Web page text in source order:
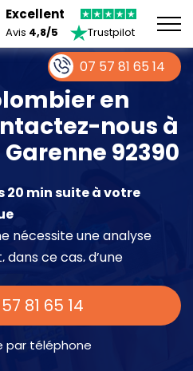
Excellent
Avis 4,8/5 Trustpilot
en
nous à
92390
20 min suite à votre
nécessite une analyse
ce cas, d’une
81 65 14
par téléphone
07 57 81 65 14